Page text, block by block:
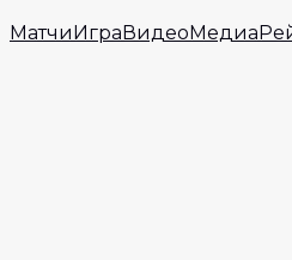
МатчиИграВидеоМедиа